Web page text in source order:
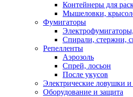
Контейнеры для
Мышеловки,
Фумигаторы
Спирали, стержни,
Репелленты
Аэрозоль
Спрей, лосьон
После укусов
Электрические ловушки и
Оборудование и защита